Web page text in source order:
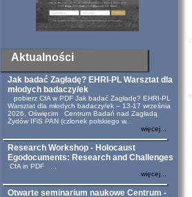
Aktualności
Jak badać Zagładę? EHRI-PL Warsztat dla
młodych badaczy/ek
pobierz CfA w PDF Jak badać Zagładę? EHRI-PL
Warsztat dla młodych badaczy/ek – 13-17 września
2026, Oświęcim Centrum Badań nad Zagładą
Żydów IFiS PAN (członek polskiego w...
więcej...
Research Workshop - Holocaust
Egodocuments: Research and Challenges
CfA in PDF ...
więcej...
Otwarte seminarium naukowe Centrum -